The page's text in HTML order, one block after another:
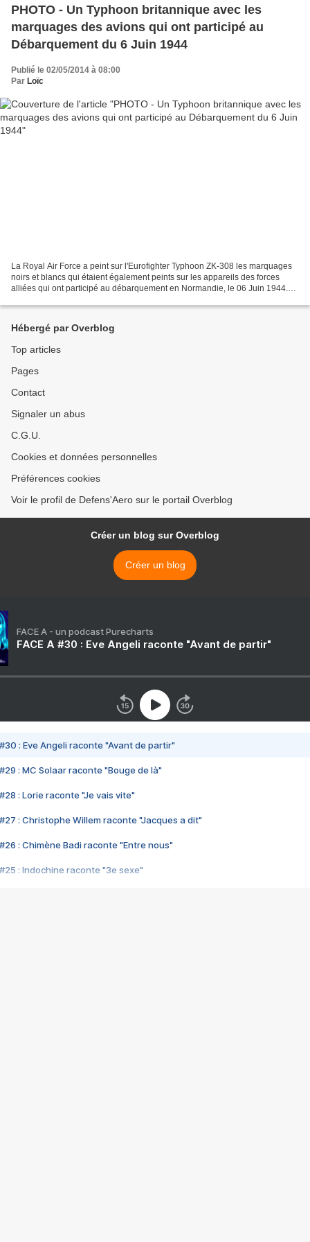
PHOTO - Un Typhoon britannique avec les
marquages des avions qui ont participé au
Débarquement du 6 Juin 1944
Publié le 02/05/2014 à 08:00
Par Loïc
La Royal Air Force a peint sur l'Eurofighter Typhoon ZK-308 les marquages
noirs et blancs qui étaient également peints sur les appareils des forces
alliées qui ont participé au débarquement en Normandie, le 06 Juin 1944.
Hébergé par Overblog
Top articles
Pages
Contact
Signaler un abus
C.G.U.
Cookies et données personnelles
Préférences cookies
Voir le profil de Defens'Aero sur le portail Overblog
Créer un blog sur Overblog
Créer un blog
FACE A - un podcast Purecharts
FACE A #30 : Eve Angeli raconte "Avant de partir"
#30 : Eve Angeli raconte "Avant de partir"
#29 : MC Solaar raconte "Bouge de là"
#28 : Lorie raconte "Je vais vite"
#27 : Christophe Willem raconte "Jacques a dit"
#26 : Chimène Badi raconte "Entre nous"
#25 : Indochine raconte "3e sexe"